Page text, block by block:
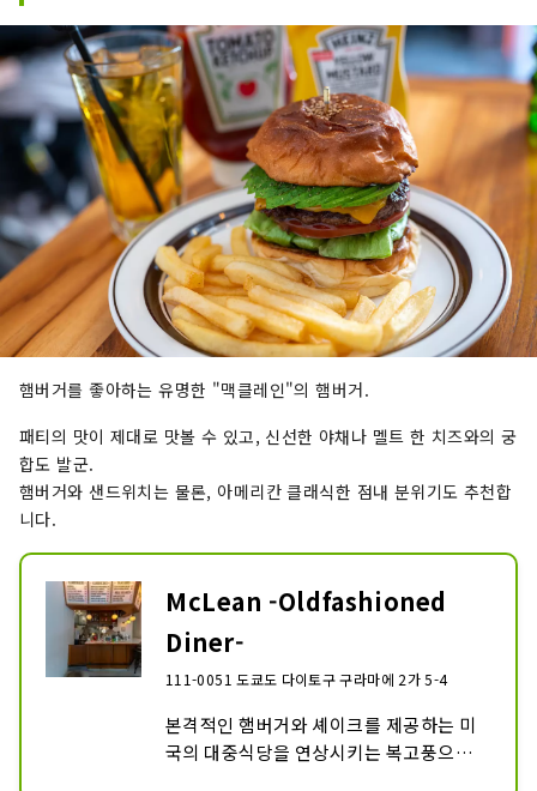
햄버거를 좋아하는 유명한 "맥클레인"의 햄버거.
패티의 맛이 제대로 맛볼 수 있고, 신선한 야채나 멜트 한 치즈와의 궁
합도 발군.
햄버거와 샌드위치는 물론, 아메리칸 클래식한 점내 분위기도 추천합
니다.
McLean -Oldfashioned
Diner-
111-0051 도쿄도 다이토구 구라마에 2가 5-4
본격적인 햄버거와 셰이크를 제공하는 미
국의 대중식당을 연상시키는 복고풍으로